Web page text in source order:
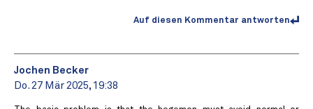
Auf diesen Kommentar antworten
Jochen Becker
Do. 27 Mär 2025, 19:38